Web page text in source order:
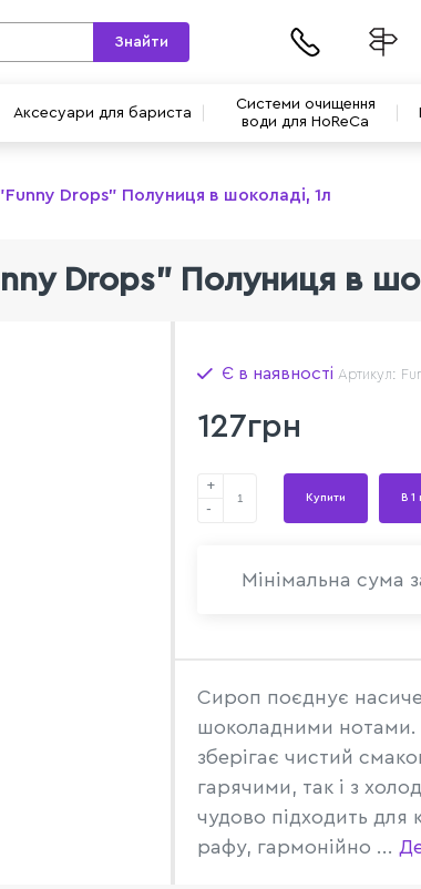
Аксесуари для бариста
Системи очищення
води для HoReCa
Знайти
Drops" Полуниця в шоколаді, 1л
Drops" Полуниця в
Є в наявності Артикул:
127грн
+
-
Купити В 1
Мінімальна сума
Сироп поєднує
шоколадними нотами.
зберігає чистий
гарячими, так і з
чудово підходить для
рафу, гармонійно ...